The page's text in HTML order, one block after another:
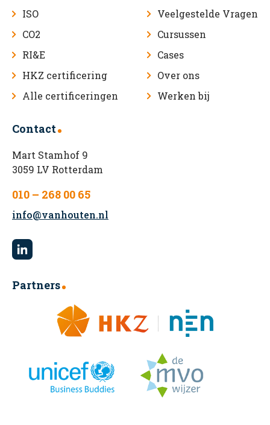
ISO
CO2
RI&E
HKZ certificering
Alle certificeringen
Veelgestelde Vragen
Cursussen
Cases
Over ons
Werken bij
Contact
Mart Stamhof 9
3059 LV Rotterdam
010 – 268 00 65
info@vanhouten.nl
Partners